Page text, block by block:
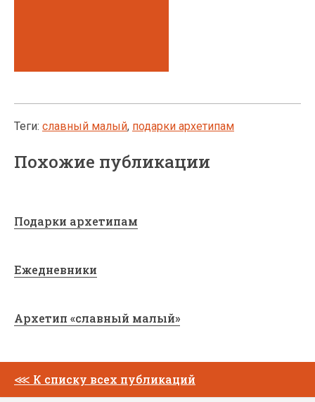
Теги: славный малый, подарки архетипам
Похожие публикации
Подарки архетипам
Ежедневники
Архетип «славный малый»
⋘ К списку всех публикаций